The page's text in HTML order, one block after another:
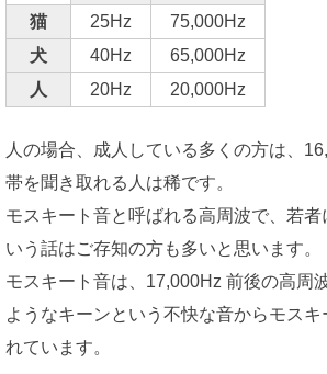
猫
25Hz
75,000Hz
犬
40Hz
65,000Hz
人
20Hz 20,000Hz
人の場合、成人している多くの方は、
帯を聞き取れる人は稀です。
モスキート音と呼ばれる高周波で、若者
いう話はご存知の方も多いと思います。
モスキート音は、17,000Hz 前後の高周
ようなキーンという不快な音からモス
れています。